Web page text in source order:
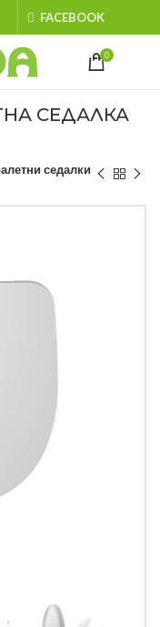
FACEBOOK
0
СЕДАЛКА
седалки